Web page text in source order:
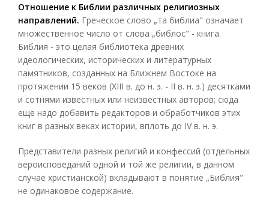
Отношение к Библии различных религиозных
направлений. Греческое слово „та библиа" означает
множественное число от слова „библос" - книга.
Библия - это целая библиотека древних
идеологических, исторических и литературных
памятников, созданных на Ближнем Востоке на
протяжении 15 веков (XIII в. до н. э. - II в. н. э.) десятками
и сотнями известных или неизвестных авторов; сюда
еще надо добавить редакторов и обработчиков этих
книг в разных веках истории, вплоть до IV в. н. э.
Представители разных религий и конфессий (отдельных
вероисповеданий одной и той же религии, в данном
случае христианской) вкладывают в понятие „Библия"
не одинаковое содержание.